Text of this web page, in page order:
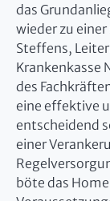
das
wieder zu
Steffens,
Krankenkasse
des
eine effektive
entscheidend
einer
böte das